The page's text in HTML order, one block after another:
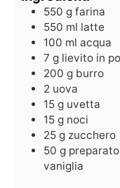
550 g farina
550 ml latte
100 ml acqua
7 g lievito in
200 g burro
2 uova
15 g uvetta
15 g noci
25 g zucchero
50 g
vaniglia